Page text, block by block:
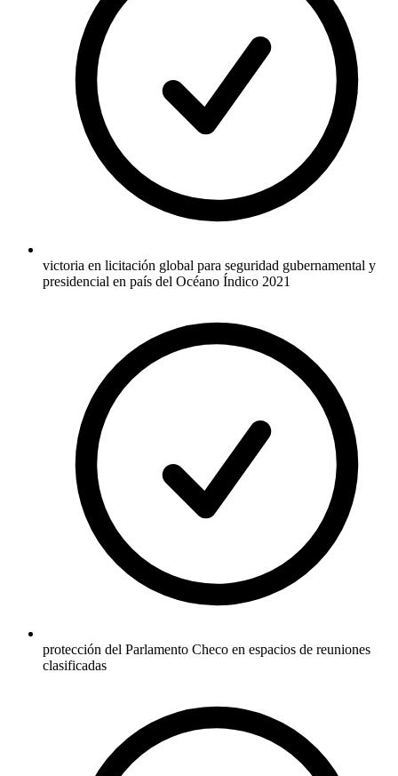
victoria en licitación global para seguridad gubernamental y
presidencial en país del Océano Índico 2021
protección del Parlamento Checo en espacios de reuniones
clasificadas